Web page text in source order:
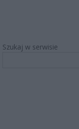
Szukaj w serwisie